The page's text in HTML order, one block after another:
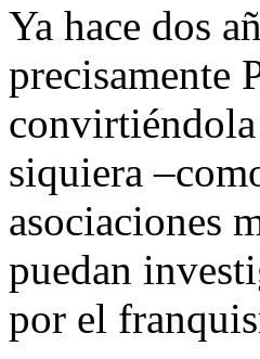
Ya hace dos
precisamente
siquiera
asociaciones
puedan
por el